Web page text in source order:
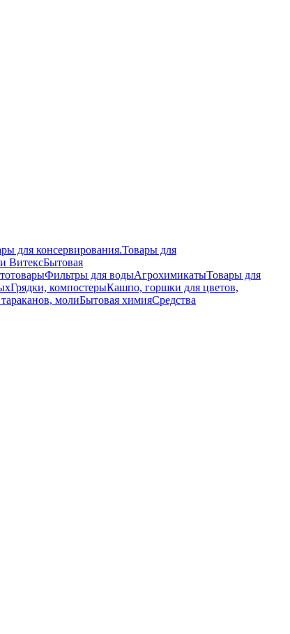
для консервирования.Товары для
ВитексБытовая
Фильтры для водыАгрохимикатыТовары для
Грядки, компостерыКашпо, горшки для цветов,
молиБытовая химияСредства